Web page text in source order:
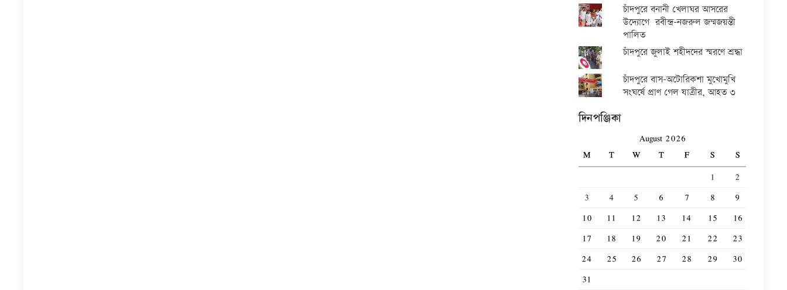
চাঁদপুরে বনানী খেলাঘর আসরের
উদ্যোগে রবীন্দ্র-নজরুল জন্মজয়ন্তী
পালিত
চাঁদপুরে জুলাই শহীদদের স্মরণে শ্রদ্ধা
চাঁদপুরে বাস-অটোরিকশা মুখোমুখি
সংঘর্ষে প্রাণ গেল যাত্রীর, আহত ৩
দিনপঞ্জিকা
August 2026
M
T W T F S
S
1
2
3
4 5 6 7 8
9
10
11 12 13 14 15
16
17
18 19 20 21 22
23
24
25 26 27 28 29
30
31